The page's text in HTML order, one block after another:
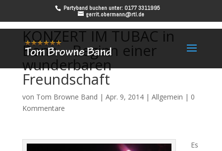
Partyband buchen unter: 0177 3311995
gerrit.obermann@rtl.de
KONZERT IM TUBAC in
Bonn – Beginn einer
wunderbaren
Freundschaft
von Tom Browne Band | Apr. 9, 2014| Allgemein | 0
Kommentare
Es